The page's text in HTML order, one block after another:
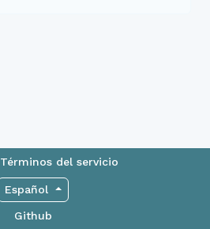
Términos del servicio
Español
Github